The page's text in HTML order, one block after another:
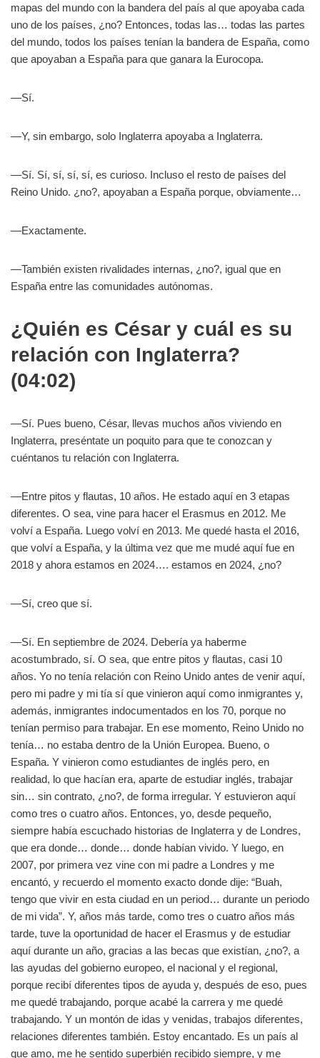
mapas del mundo con la bandera del país al que apoyaba cada
uno de los países, ¿no? Entonces, todas las… todas las partes
del mundo, todos los países tenían la bandera de España, como
que apoyaban a España para que ganara la Eurocopa.
—Sí.
—Y, sin embargo, solo Inglaterra apoyaba a Inglaterra.
—Sí. Sí, sí, sí, sí, es curioso. Incluso el resto de países del
Reino Unido. ¿no?, apoyaban a España porque, obviamente…
—Exactamente.
—También existen rivalidades internas, ¿no?, igual que en
España entre las comunidades autónomas.
¿Quién es César y cuál es su
relación con Inglaterra?
(04:02)
—Sí. Pues bueno, César, llevas muchos años viviendo en
Inglaterra, preséntate un poquito para que te conozcan y
cuéntanos tu relación con Inglaterra.
—Entre pitos y flautas, 10 años. He estado aquí en 3 etapas
diferentes. O sea, vine para hacer el Erasmus en 2012. Me
volví a España. Luego volví en 2013. Me quedé hasta el 2016,
que volví a España, y la última vez que me mudé aquí fue en
2018 y ahora estamos en 2024…. estamos en 2024, ¿no?
—Sí, creo que sí.
—Sí. En septiembre de 2024. Debería ya haberme
acostumbrado, sí. O sea, que entre pitos y flautas, casi 10
años. Yo no tenía relación con Reino Unido antes de venir aquí,
pero mi padre y mi tía sí que vinieron aquí como inmigrantes y,
además, inmigrantes indocumentados en los 70, porque no
tenían permiso para trabajar. En ese momento, Reino Unido no
tenía… no estaba dentro de la Unión Europea. Bueno, o
España. Y vinieron como estudiantes de inglés pero, en
realidad, lo que hacían era, aparte de estudiar inglés, trabajar
sin… sin contrato, ¿no?, de forma irregular. Y estuvieron aquí
como tres o cuatro años. Entonces, yo, desde pequeño,
siempre había escuchado historias de Inglaterra y de Londres,
que era donde… donde… donde habían vivido. Y luego, en
2007, por primera vez vine con mi padre a Londres y me
encantó, y recuerdo el momento exacto donde dije: “Buah,
tengo que vivir en esta ciudad en un period… durante un periodo
de mi vida”. Y, años más tarde, como tres o cuatro años más
tarde, tuve la oportunidad de hacer el Erasmus y de estudiar
aquí durante un año, gracias a las becas que existían, ¿no?, a
las ayudas del gobierno europeo, el nacional y el regional,
porque recibí diferentes tipos de ayuda y, después de eso, pues
me quedé trabajando, porque acabé la carrera y me quedé
trabajando. Y un montón de idas y venidas, trabajos diferentes,
relaciones diferentes también. Estoy encantado. Es un país al
que amo, me he sentido superbién recibido siempre, y me